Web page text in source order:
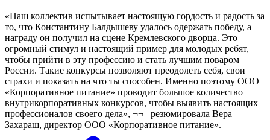
«Наш коллектив испытывает настоящую гордость и радость за
то, что Константину Балдышеву удалось одержать победу, а
награду он получил на сцене Кремлевского дворца. Это
огромный стимул и настоящий пример для молодых ребят,
чтобы прийти в эту профессию и стать лучшим поваром
России. Такие конкурсы позволяют преодолеть себя, свои
страхи и показать на что ты способен. Именно поэтому ООО
«Корпоративное питание» проводит большое количество
внутрикорпоративных конкурсов, чтобы выявить настоящих
профессионалов своего дела», ¬¬– резюмировала Вера
Захараш, директор ООО «Корпоративное питание».